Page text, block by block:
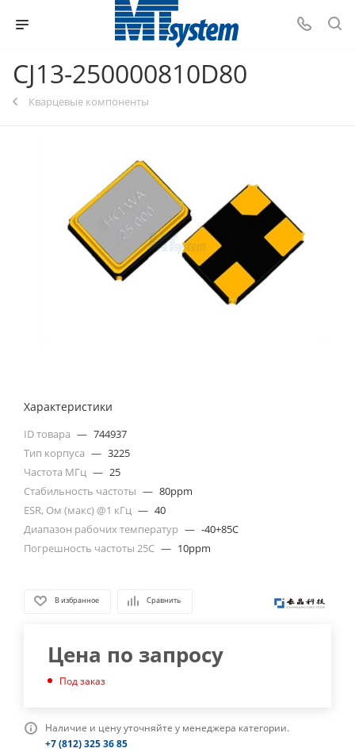
CJ13-250000810D80
Кварцевые компоненты
Характеристики
ID товара — 744937
Тип корпуса — 3225
Частота МГц — 25
Стабильность частоты — 80ppm
ESR, Ом (макс) @1 кГц — 40
Диапазон рабочих температур — -40+85C
Погрешность частоты 25С — 10ppm
В избранное Сравнить
Цена по запросу
Под заказ
Наличие и цену уточняйте у менеджера категории.
+7 (812) 325 36 85